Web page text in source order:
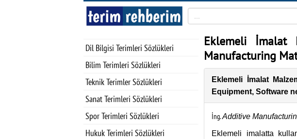
Dil Bilgisi Terimleri Sözlükleri
Bilim Terimleri Sözlükleri
Teknik Terimler Sözlükleri
Sanat Terimleri Sözlükleri
Spor Terimleri Sözlükleri
Hukuk Terimleri Sözlükleri
Eklemeli İmalat
Manufacturing
Eklemeli İmalat
Equipment, Software
İng.Additive
Eklemeli imalatta